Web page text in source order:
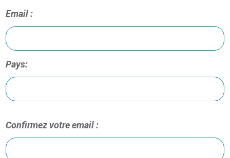
Email :
Pays:
Confirmez votre email :